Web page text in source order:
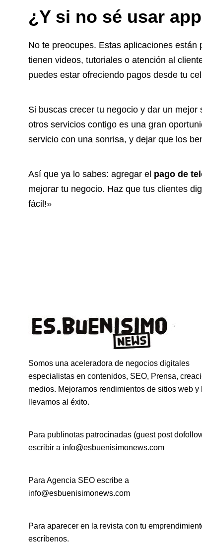
¿Y si no sé usar
No te preocupes. Estas aplicaciones
tienen videos, tutoriales o atención al
puedes estar ofreciendo pagos desde tu
Si buscas crecer tu negocio y dar un
otros servicios contigo es una gran
servicio con una sonrisa, y dejar que los
Así que ya lo sabes: agregar el pago de
mejorar tu negocio. Haz que tus clientes
fácil!»
Somos una aceleradora de negocios digitales
especialistas en contenidos, SEO, Prensa,
medios. Mejoramos rendimientos de sitios web y
llevamos al éxito.
Para publinotas patrocinadas (guest post
escribir a info@esbuenisimonews.com
Para Agencia SEO escribe a
info@esbuenisimonews.com
Para aparecer en la revista con tu
escríbenos.